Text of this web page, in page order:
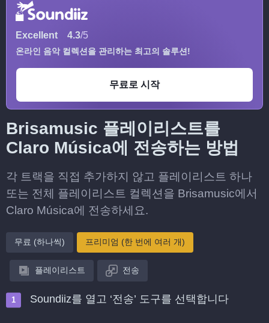
Excellent 4.3/5
온라인 음악 컬렉션을 관리하는 최고의 솔루션!
무료로 시작
Brisamusic 플레이리스트를
Claro Música에 전송하는 방법
각 트랙을 직접 추가하지 않고 플레이리스트 하나
또는 전체 플레이리스트 컬렉션을 Brisamusic에서
Claro Música에 전송하세요.
무료 (하나씩) 프리미엄 (한 번에 여러 개)
플레이리스트 전송
Soundiiz를 열고 ‘전송’ 도구를 선택합니다